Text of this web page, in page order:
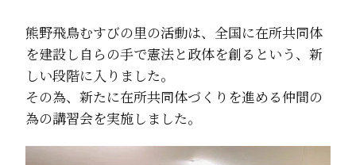
熊野飛鳥むすびの里の活動は、全国に在所共同体
を建設し自らの手で憲法と政体を創るという、新
しい段階に入りました。
その為、新たに在所共同体づくりを進める仲間の
為の講習会を実施しました。